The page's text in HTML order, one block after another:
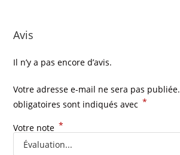
Avis
Il n’y a pas encore d’avis.
Votre adresse e-mail ne sera pas publiée.
obligatoires sont indiqués avec *
Votre note *